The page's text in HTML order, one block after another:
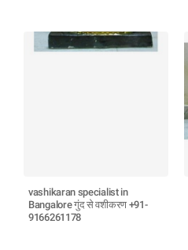
vashikaran specialist in
Bangalore गुंद से वशीकरण +91-
9166261178